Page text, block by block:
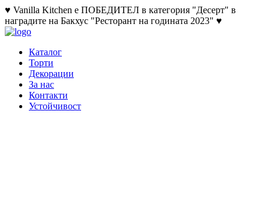
♥ Vanilla Kitchen е ПОБЕДИТЕЛ в категория "Десерт" в
наградите на Бакхус "Ресторант на годината 2023" ♥
Каталог
Торти
Декорации
За нас
Контакти
Устойчивост